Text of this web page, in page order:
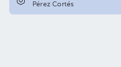
Pérez Cortés